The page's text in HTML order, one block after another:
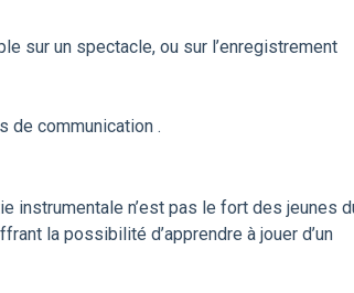
sur un spectacle, ou sur l’enregistrement
de communication .
instrumentale n’est pas le fort des jeunes
la possibilité d’apprendre à jouer d’un